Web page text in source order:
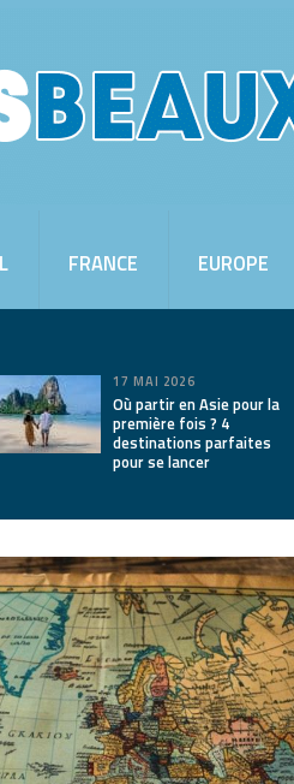
FRANCE EUROPE
17 MAI 2026
Où partir en Asie pour la
première fois ? 4
destinations parfaites
pour se lancer